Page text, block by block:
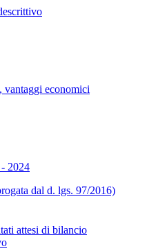
vantaggi economici
2024
dal d. lgs. 97/2016)
attesi di bilancio